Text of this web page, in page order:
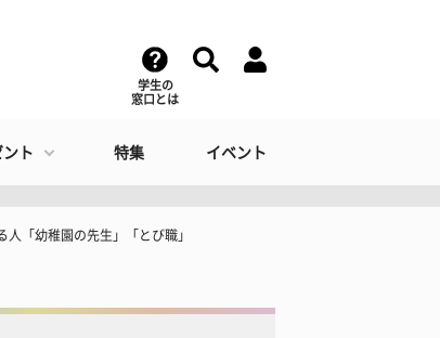
学生の
窓口とは
ト 特集 イベント
「幼稚園の先生」「とび職」